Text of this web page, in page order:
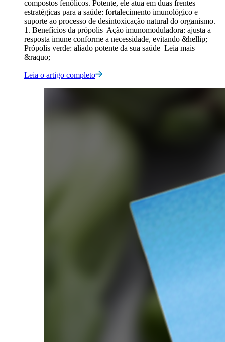
compostos fenólicos. Potente, ele atua em duas frentes
estratégicas para a saúde: fortalecimento imunológico e
suporte ao processo de desintoxicação natural do organismo.
1. Benefícios da própolis Ação imunomoduladora: ajusta a
resposta imune conforme a necessidade, evitando &hellip;
Própolis verde: aliado potente da sua saúde Leia mais
&raquo;
Leia o artigo completo